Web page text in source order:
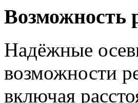
Возможность
Надёжные
возможности
включая